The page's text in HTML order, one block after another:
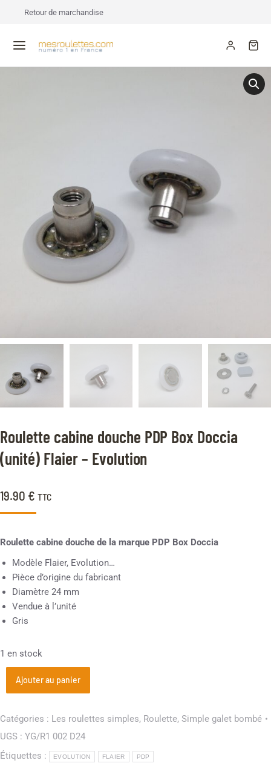
Retour de marchandise
Roulette cabine douche PDP Box Doccia
(unité) Flaier – Evolution
19.90 € TTC
Roulette cabine douche de la marque PDP Box Doccia
Modèle Flaier, Evolution…
Pièce d’origine du fabricant
Diamètre 24 mm
Vendue à l’unité
Gris
1 en stock
Ajouter au panier
Catégories : Les roulettes simples, Roulette, Simple galet bombé
UGS : YG/R1 002 D24
Étiquettes :
EVOLUTION FLAIER PDP